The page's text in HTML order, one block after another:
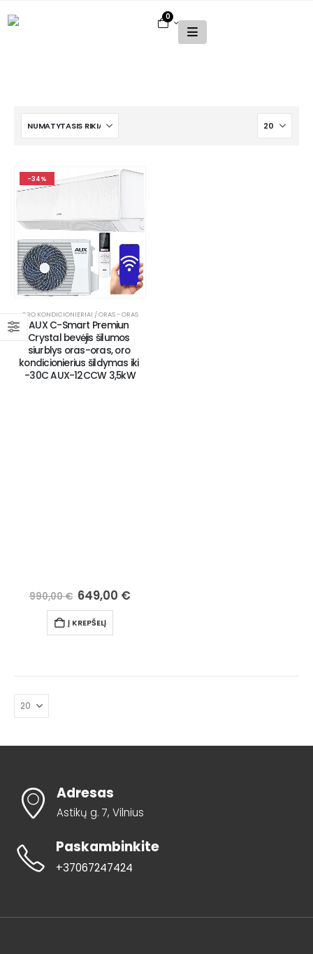
0
-34%
ORO KONDICIONIERIAI / ORAS - ORAS
AUX C-Smart Premiun
Crystal bevėjis šilumos
siurblys oras-oras, oro
kondicionierius šildymas iki
-30C AUX-12CCW 3,5kW
990,00€ 649,00 €
Į KREPŠELĮ
Adresas
Astikų g. 7, Vilnius
Paskambinkite
+37067247424